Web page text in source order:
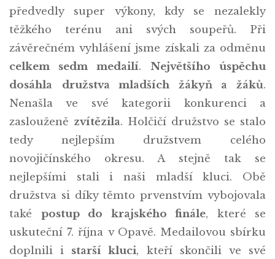
předvedly super výkony, kdy se nezalekly
těžkého terénu ani svých soupeřů. Při
závěrečném vyhlášení jsme získali za odměnu
celkem sedm medailí. Největšího úspěchu
dosáhla
družstva mladších žákyň a žáků.
Nenašla ve své kategorii konkurenci a
zaslouženě zvítězila. Holčičí družstvo se stalo
tedy nejlepším družstvem celého
novojičínského okresu. A stejně tak se
nejlepšími stali i naši mladší kluci. Obě
družstva si díky těmto prvenstvím vybojovala
také postup do krajského finále, které se
uskuteční 7. října v Opavě. Medailovou sbírku
doplnili i starší kluci, kteří skončili ve své